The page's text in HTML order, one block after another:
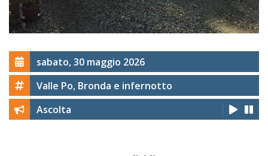
sabato, 30 maggio 2026
Valle Po, Bronda e infernotto
Ascolta